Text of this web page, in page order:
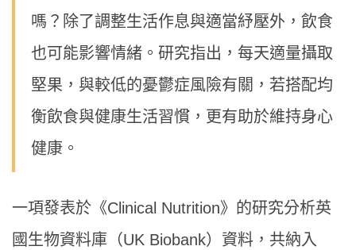
嗎？除了調整生活作息與適當紓壓外，飲食
也可能影響情緒。研究指出，每天適量攝取
堅果，與較低的憂鬱症風險有關，若搭配均
衡飲食與健康生活習慣，更有助於維持身心
健康。
一項發表於《Clinical Nutrition》的研究分析英
國生物資料庫（UK Biobank）資料，共納入